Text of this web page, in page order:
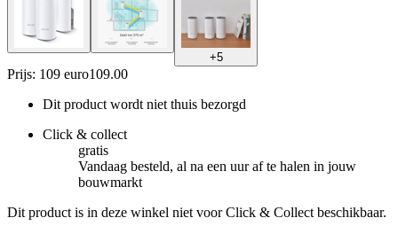
+5
Prijs: 109 euro109.00
Dit product wordt niet thuis bezorgd
Click & collect
gratis
Vandaag besteld, al na een uur af te halen in jouw
bouwmarkt
Dit product is in deze winkel niet voor Click & Collect beschikbaar.